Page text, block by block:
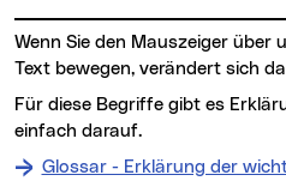
Wenn Sie den Mauszeiger über unterstrichene Wörter im
Text bewegen, verändert sich
Für diese Begriffe gibt es Erklärungen im Glossar, klicken Sie
einfach darauf.
Glossar - Erklärung der